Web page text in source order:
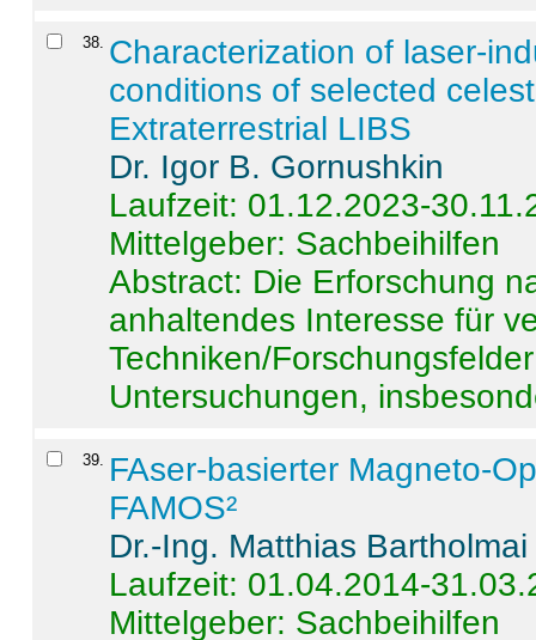
38. Characterization of laser-
conditions of selected
Extraterrestrial LIBS
Dr. Igor B. Gornushkin
Laufzeit: 01.12.2023-
Mittelgeber: Sachbeihilfen
Abstract: Die Erforschung
anhaltendes Interesse für
Techniken/
Untersuchungen,
39. FAser-basierter Magneto-
FAMOS²
Dr.-Ing. Matthias Bartholmai
Laufzeit: 01.04.2014-
Mittelgeber: Sachbeihilfen